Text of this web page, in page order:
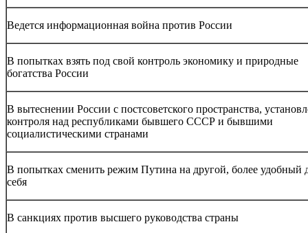
Ведется информационная война против России
В попытках взять под свой контроль экономику и природные
богатства России
В вытеснении России с постсоветского пространства,
контроля над республиками бывшего СССР и бывшими
социалистическими странами
В попытках сменить режим Путина на другой, более удобный
себя
В санкциях против высшего руководства страны